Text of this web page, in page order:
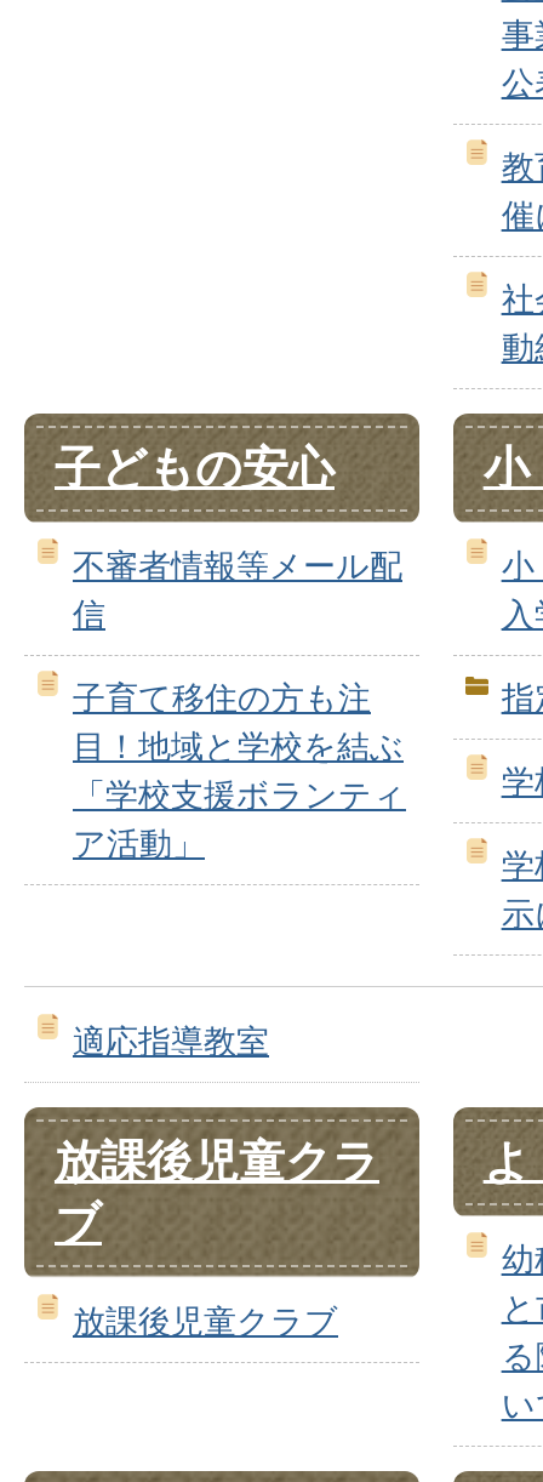
事
公
教
催
社
動
子どもの安心
不審者情報等メール配
信
子育て移住の方も注
目！地域と学校を結ぶ
「学校支援ボランティ
ア活動」
小
小
指
学
学
適応指導教室
放課後児童クラ
ブ
放課後児童クラブ
幼